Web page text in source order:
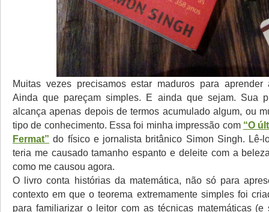
Muitas vezes precisamos estar maduros para aprender
Ainda que pareçam simples. E ainda que sejam. Sua
alcança apenas depois de termos acumulado algum, ou
tipo de conhecimento. Essa foi minha impressão com “O
Fermat” do físico e jornalista britânico Simon Singh. Lê-
teria me causado tamanho espanto e deleite com a
como me causou agora.
O livro conta histórias da matemática, não só para
contexto em que o teorema extremamente simples foi
para familiarizar o leitor com as técnicas matemáticas (e